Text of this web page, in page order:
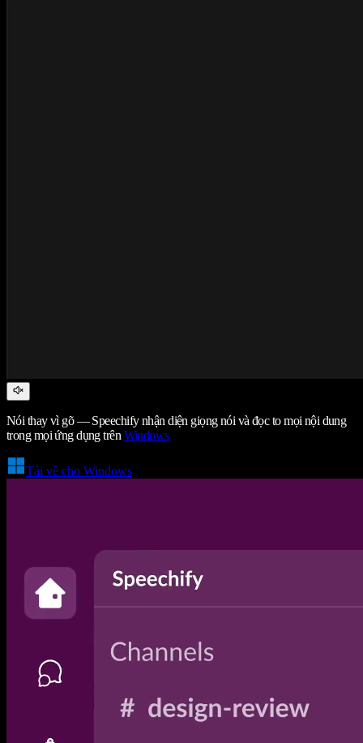
Nói thay vì gõ — Speechify nhận diện giọng nói và đọc to mọi nội dung
trong mọi ứng dụng trên Windows
Tải về cho Windows